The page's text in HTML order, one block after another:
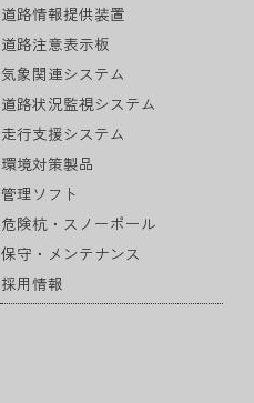
道路情報提供装置
道路注意表示板
気象関連システム
道路状況監視システム
走行支援システム
環境対策製品
管理ソフト
危険杭・スノーポール
保守・メンテナンス
採用情報